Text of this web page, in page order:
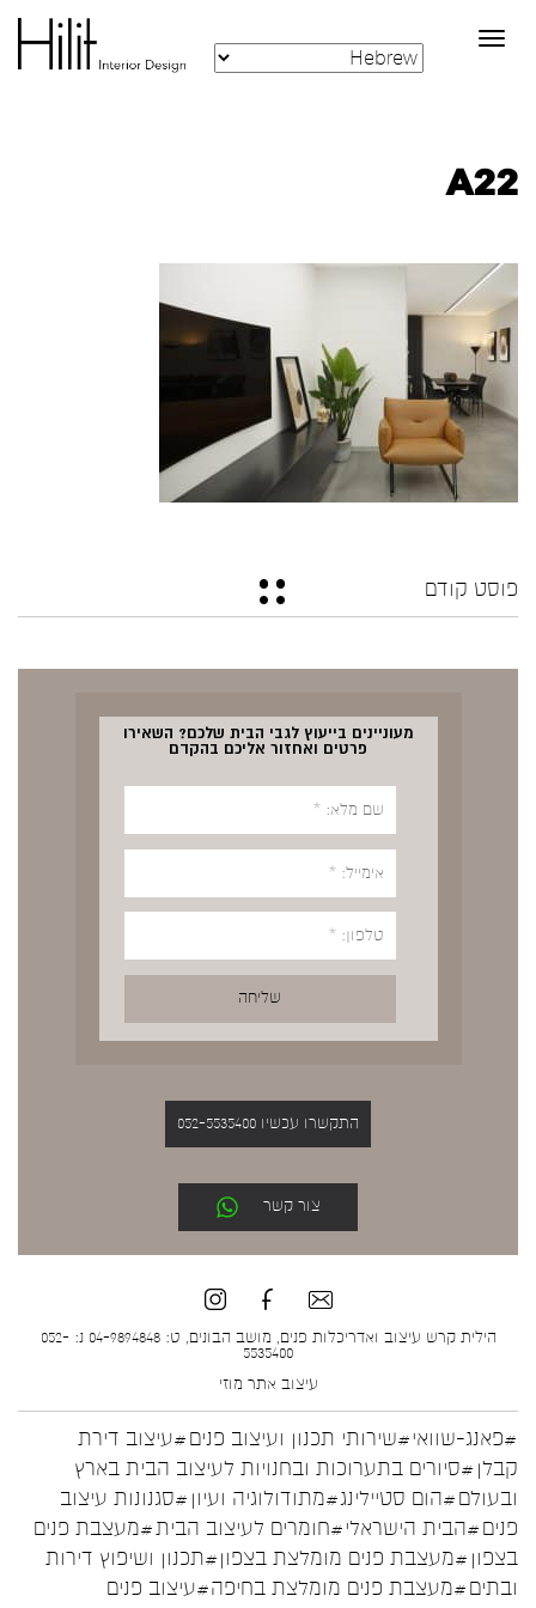
Toggle
navigation
A22
פוסט קודם
מעוניינים בייעוץ לגבי הבית שלכם? השאירו
פרטים ואחזור אליכם בהקדם
התקשרו עכשיו 052-5535400
צור קשר
הילית קרש עיצוב ואדריכלות פנים, מושב הבונים, ט: 04-9894848 נ: 052-
5535400
עיצוב אתר מוזי
#פאנג-שוואי#שירותי תכנון ועיצוב פנים#עיצוב דירת
קבלן #סיורים בתערוכות ובחנויות לעיצוב הבית בארץ
ובעולם#הום סטיילינג#מתודולוגיה ועיון #סגנונות עיצוב
פנים#הבית הישראלי#חומרים לעיצוב הבית#מעצבת פנים
בצפון #מעצבת פנים מומלצת בצפון#תכנון ושיפוץ דירות
ובתים#מעצבת פנים מומלצת בחיפה#עיצוב פנים